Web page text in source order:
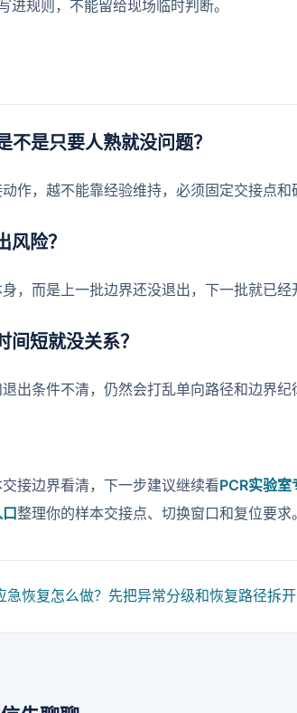
进规则，不能留给现场临时判断。
不是只要人熟就没问题？
作，越不能靠经验维持，必须固定交接点和
风险？
，而是上一批边界还没退出，下一批就已经
间短就没关系？
出条件不清，仍然会打乱单向路径和边界纪
接边界看清，下一步建议继续看PCR实验室
整理你的样本交接点、切换窗口和复位要求。
急恢复怎么做？先把异常分级和恢复路径拆开